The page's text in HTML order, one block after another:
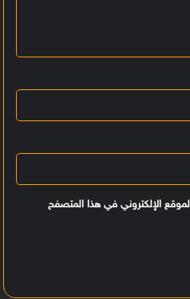
الإلكتروني في هذا المتصفح